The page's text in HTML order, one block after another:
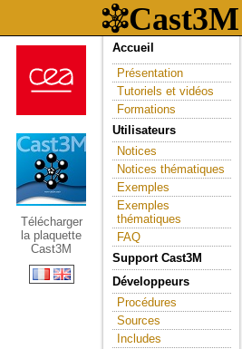
Télécharger
la plaquette
Cast3M
Accueil
Présentation
Tutoriels et vidéos
Formations
Utilisateurs
Notices
Notices thématiques
Exemples
Exemples
thématiques
FAQ
Support Cast3M
Développeurs
Procédures
Sources
Includes